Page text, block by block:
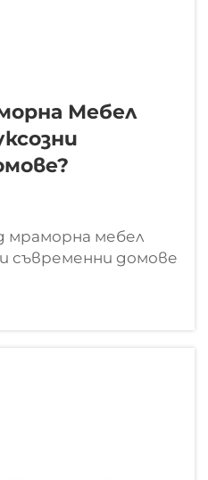
Мебел
мраморна мебел
съвременни домове
се сблъсквам
е въпрос на